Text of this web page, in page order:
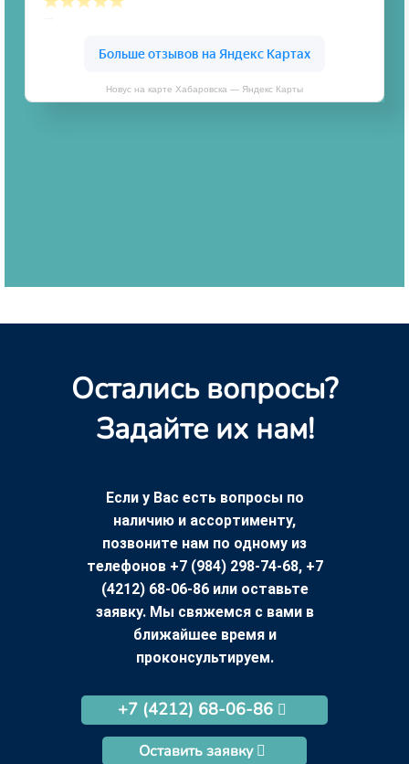
Новус на карте Хабаровска — Яндекс Карты
Остались вопросы?
Задайте их нам!
Если у Вас есть вопросы по
наличию и ассортименту,
позвоните нам по одному из
телефонов +7 (984) 298-74-68, +7
(4212) 68-06-86 или оставьте
заявку. Мы свяжемся с вами в
ближайшее время и
проконсультируем.
+7 (4212) 68-06-86
Оставить заявку